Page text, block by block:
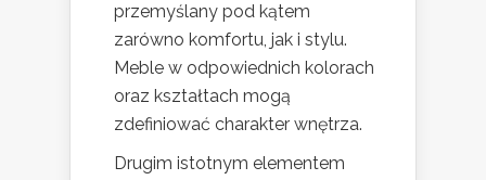
przemyślany pod kątem
zarówno komfortu, jak i stylu.
Meble w odpowiednich kolorach
oraz kształtach mogą
zdefiniować charakter wnętrza.
Drugim istotnym elementem